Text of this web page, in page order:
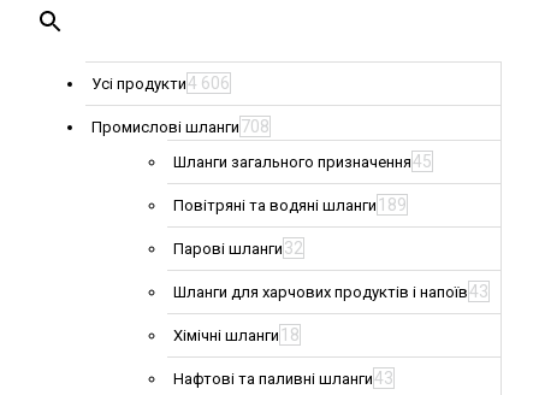
Усі продукти4 606
Промислові шланги 708
Шланги загального призначення45
Повітряні та водяні шланги 189
Парові шланги 32
Шланги для харчових продуктів і напоїв43
Хімічні шланги 18
Нафтові та паливні шланги43